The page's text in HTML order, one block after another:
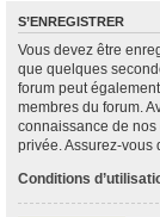
S’ENREGISTRER
Vous devez être
que quelques
forum peut
membres du forum.
connaissance de nos
privée. Assurez-vous
Conditions